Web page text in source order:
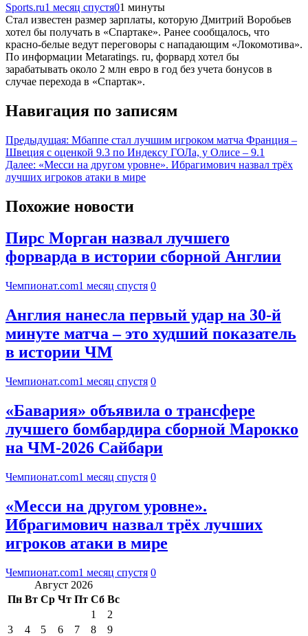
Sports.ru1 месяц спустя01 минуты
Стал известен размер зарплаты, которую Дмитрий Воробьев
хотел бы получать в «Спартаке». Ранее сообщалось, что
красно-белые ведут переговоры с нападающим «Локомотива».
По информации Metaratings. ru, форвард хотел бы
зарабатывать около 2 млн евро в год без учета бонусов в
случае перехода в «Спартак».
Навигация по записям
Предыдущая: Мбаппе стал лучшим игроком матча Франция –
Швеция с оценкой 9.3 по Индексу ГОЛа, у Олисе – 9.1
Далее: «Месси на другом уровне». Ибрагимович назвал трёх
лучших игроков атаки в мире
Похожие новости
Пирс Морган назвал лучшего
форварда в истории сборной Англии
Чемпионат.com1 месяц спустя 0
Англия нанесла первый удар на 30-й
минуте матча – это худший показатель
в истории ЧМ
Чемпионат.com1 месяц спустя 0
«Бавария» объявила о трансфере
лучшего бомбардира сборной Марокко
на ЧМ-2026 Сайбари
Чемпионат.com1 месяц спустя 0
«Месси на другом уровне».
Ибрагимович назвал трёх лучших
игроков атаки в мире
Чемпионат.com1 месяц спустя 0
Август 2026
Пн Вт Ср Чт Пт Сб Вс
1
2
3
4 5 6 7 8
9